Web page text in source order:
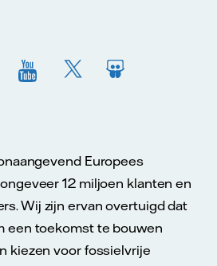
Europees
12 miljoen klanten en
Wij zijn ervan overtuigd dat
een toekomst te bouwen
kiezen voor fossielvrije